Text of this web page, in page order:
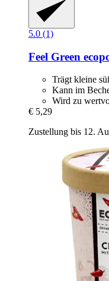
5.0 (1)
Feel Green
Trägt kleine
Kann im
Wird zu
€ 5,29
Zustellung bis 12.